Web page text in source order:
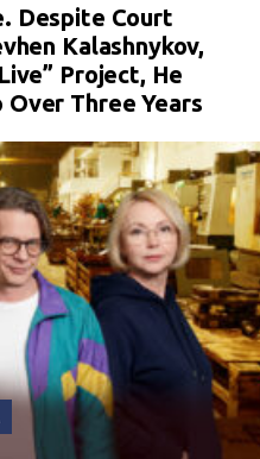
Despite Court
Kalashnykov,
Project, He
Over Three Years